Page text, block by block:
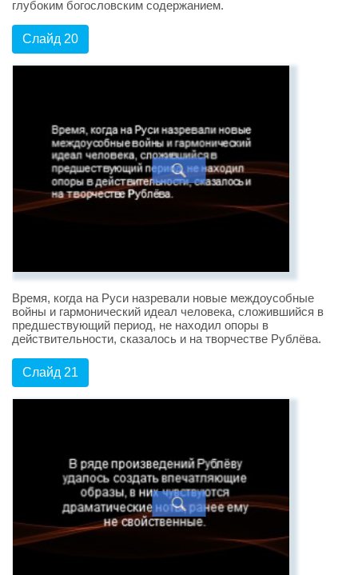
глубоким богословским содержанием.
Слайд 20
Время, когда на Руси назревали новые междоусобные
войны и гармонический идеал человека, сложившийся в
предшествующий период, не находил опоры в
действительности, сказалось и на творчестве Рублёва.
Слайд 21